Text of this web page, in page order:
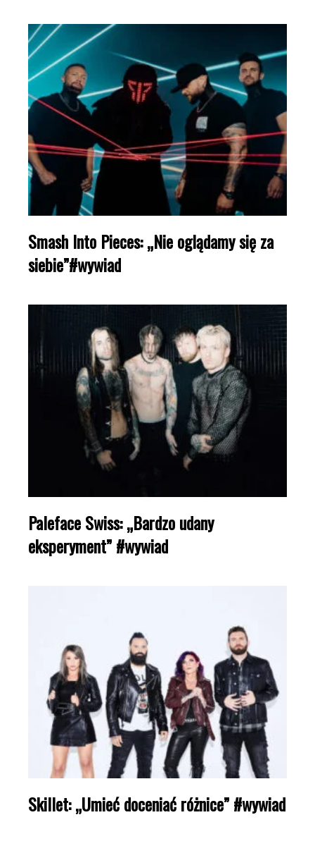
Smash Into Pieces: „Nie oglądamy się za
siebie”#wywiad
Paleface Swiss: „Bardzo udany
eksperyment” #wywiad
Skillet: „Umieć doceniać różnice” #wywiad